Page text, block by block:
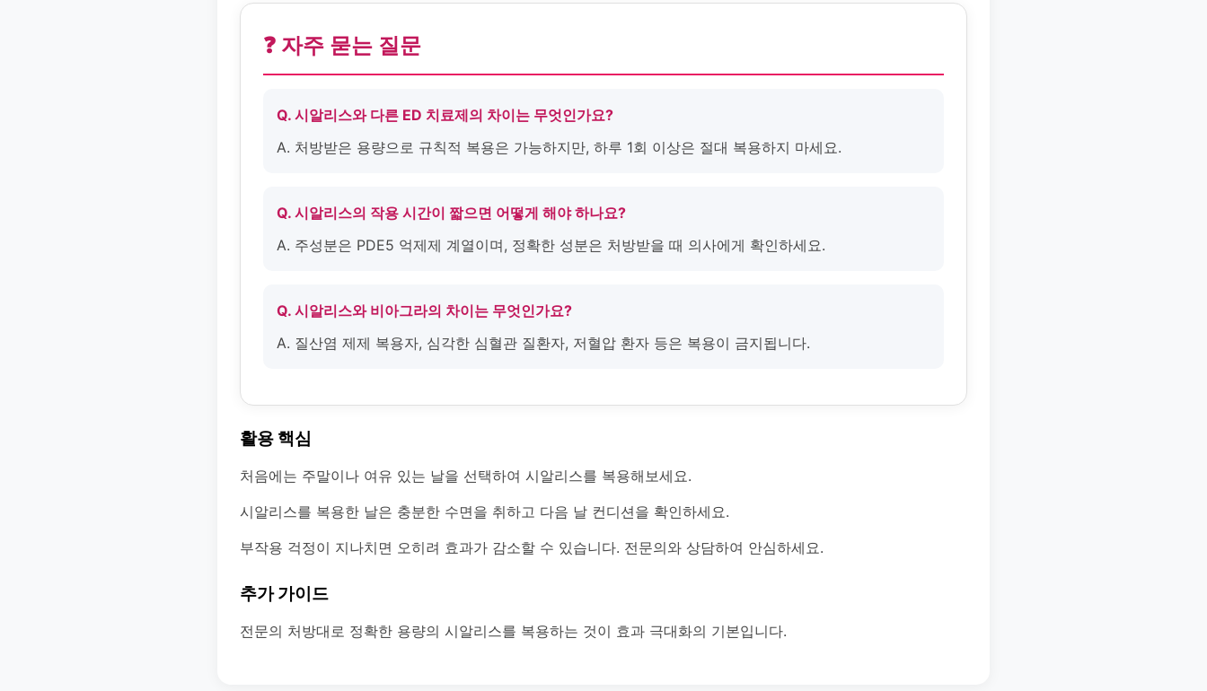
❓ 자주 묻는 질문
Q. 시알리스와 다른 ED 치료제의 차이는 무엇인가요?
A. 처방받은 용량으로 규칙적 복용은 가능하지만, 하루 1회 이상은 절대 복용하지 마세요.
Q. 시알리스의 작용 시간이 짧으면 어떻게 해야 하나요?
A. 주성분은 PDE5 억제제 계열이며, 정확한 성분은 처방받을 때 의사에게 확인하세요.
Q. 시알리스와 비아그라의 차이는 무엇인가요?
A. 질산염 제제 복용자, 심각한 심혈관 질환자, 저혈압 환자 등은 복용이 금지됩니다.
활용 핵심
처음에는 주말이나 여유 있는 날을 선택하여 시알리스를 복용해보세요.
시알리스를 복용한 날은 충분한 수면을 취하고 다음 날 컨디션을 확인하세요.
부작용 걱정이 지나치면 오히려 효과가 감소할 수 있습니다. 전문의와 상담하여 안심하세요.
추가 가이드
전문의 처방대로 정확한 용량의 시알리스를 복용하는 것이 효과 극대화의 기본입니다.